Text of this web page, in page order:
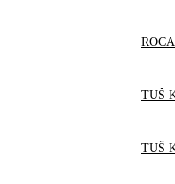
TUŠ
TUŠ